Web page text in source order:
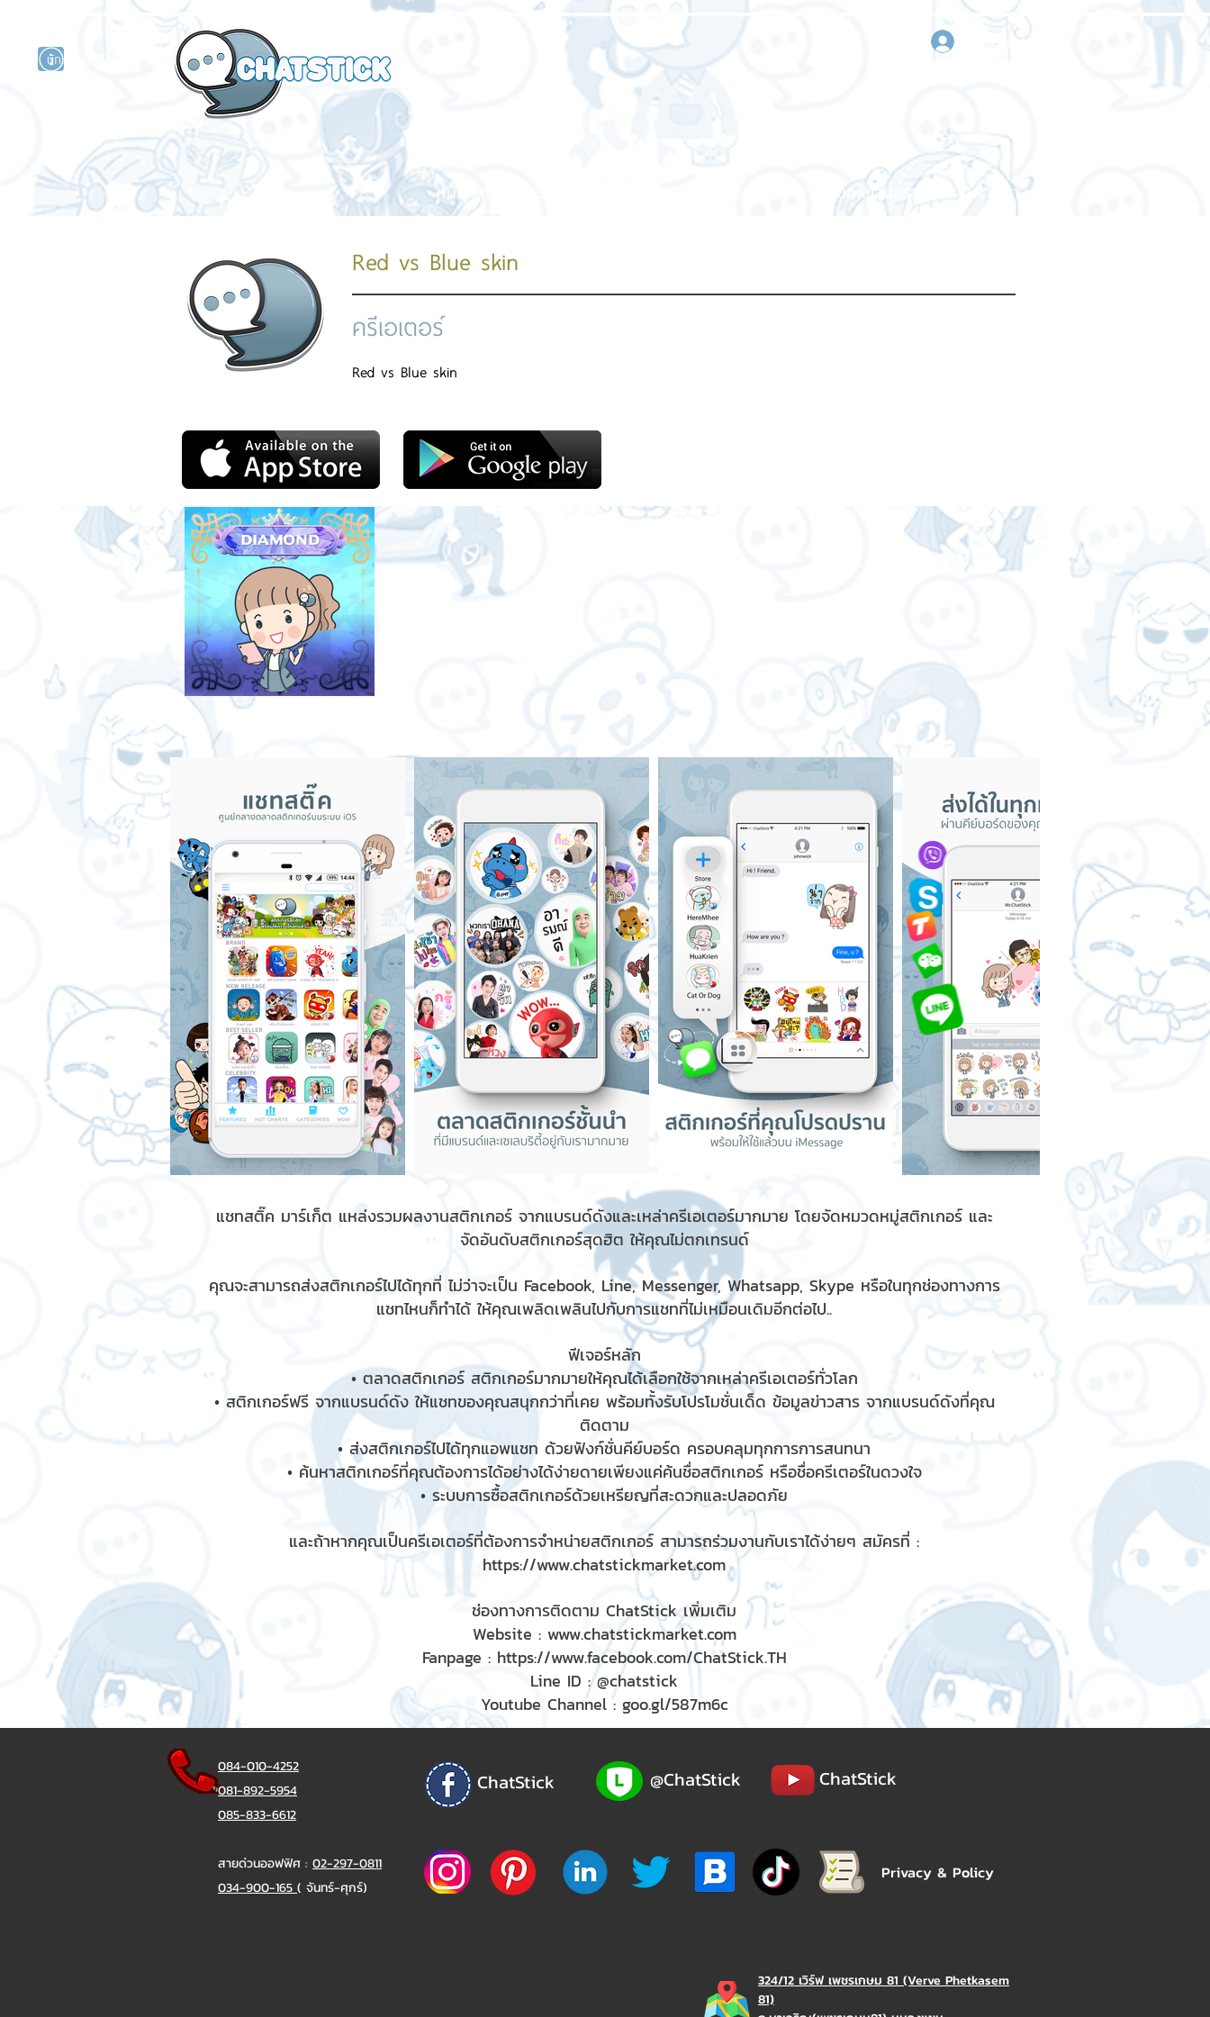
นักแสดงศิลปิน
เข้าสู่ระบบ
หน้าแรก ขอใบเสนอราคา ติดต่อเรา
Red vs Blue skin
ครีเอเตอร์
Red vs Blue skin
แชทสติ๊ค มาร์เก็ต แหล่งรวมผลงานสติกเกอร์ จากแบรนด์ดังและเหล่าครีเอเตอร์มากมาย โดยจัดหมวดหมู่สติกเกอร์ และ
จัดอันดับสติกเกอร์สุดฮิต ให้คุณไม่ตกเทรนด์
คุณจะสามารถส่งสติกเกอร์ไปได้ทุกที่ ไม่ว่าจะเป็น Facebook, Line, Messenger, Whatsapp, Skype หรือในทุกช่องทางการ
แชทไหนก็ทำได้ ให้คุณเพลิดเพลินไปกับการแชทที่ไม่เหมือนเดิมอีกต่อไป..
ฟีเจอร์หลัก
• ตลาดสติกเกอร์ สติกเกอร์มากมายให้คุณได้เลือกใช้จากเหล่าครีเอเตอร์ทั่วโลก
• สติกเกอร์ฟรี จากแบรนด์ดัง ให้แชทของคุณสนุกกว่าที่เคย พร้อมทั้งรับโปรโมชั่นเด็ด ข้อมูลข่าวสาร จากแบรนด์ดังที่คุณ
ติดตาม
• ส่งสติกเกอร์ไปได้ทุกแอพแชท ด้วยฟังก์ชั่นคีย์บอร์ด ครอบคลุมทุกการการสนทนา
• ค้นหาสติกเกอร์ที่คุณต้องการได้อย่างได้ง่ายดายเพียงแค่ค้นชื่อสติกเกอร์ หรือชื่อครีเตอร์ในดวงใจ
• ระบบการซื้อสติกเกอร์ด้วยเหรียญที่สะดวกและปลอดภัย
และถ้าหากคุณเป็นครีเอเตอร์ที่ต้องการจำหน่ายสติกเกอร์ สามารถร่วมงานกับเราได้ง่ายๆ สมัครที่ :
https://www.chatstickmarket.com
ช่องทางการติดตาม ChatStick เพิ่มเติม
Website : www.chatstickmarket.com
Fanpage : https://www.facebook.com/ChatStick.TH
Line ID : @chatstick
Youtube Channel : goo.gl/587m6c
084-010-4252
081-892-5954
085-833-6612
สายด่วนออฟฟิศ : 02-297-0811
034-900-165 ( จันทร์-ศุกร์)
ChatStick @ChatStick ChatStick
Privacy & Policy
324/12 เวิร์ฟ เพชรเกษม 81 (Verve Phetkasem
81)